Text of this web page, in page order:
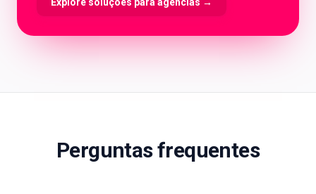
Perguntas frequentes